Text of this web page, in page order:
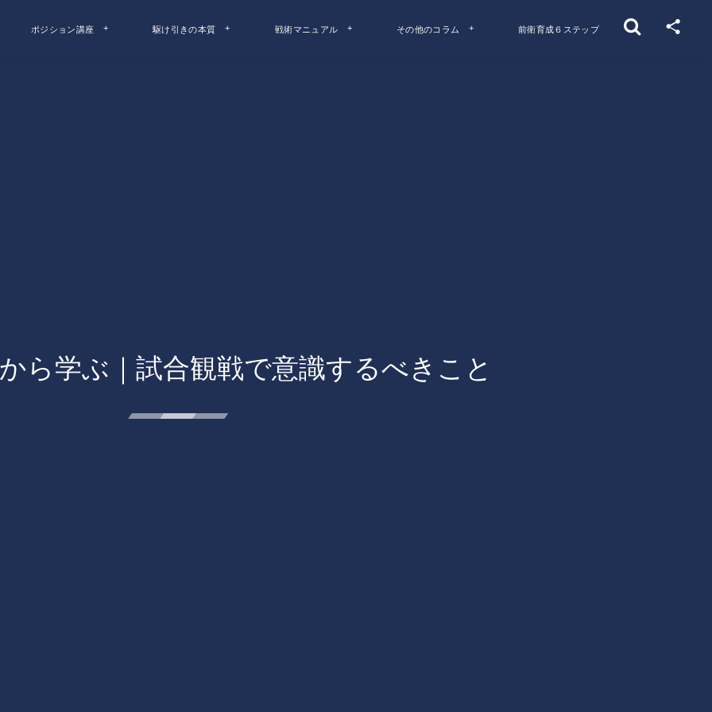
ポジション講座 駆け引きの本質 戦術マニュアル その他のコラム 前衛育成６ステップ
ら学ぶ｜試合観戦で意識するべきこと